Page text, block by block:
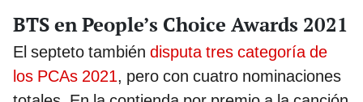
BTS en People’s Choice Awards 2021
El septeto también disputa tres categoría de
los PCAs 2021, pero con cuatro nominaciones